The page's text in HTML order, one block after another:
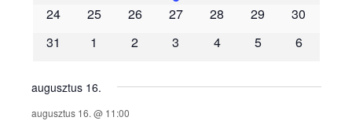
é
n
y
24
25 26 27 28 29
30
31
1 2 3 4 5 6
augusztus 16.
augusztus 16. @ 11:00